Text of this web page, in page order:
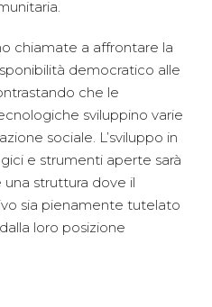
chiamate a affrontare la
democratico alle
che le
sviluppino varie
sociale. L’sviluppo in
e strumenti aperte sarà
struttura dove il
sia pienamente tutelato
loro posizione